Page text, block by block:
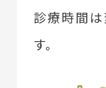
診療時間は
す。